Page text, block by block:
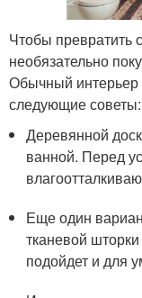
Чтобы превратить
необязательно
Обычный интерьер
следующие советы:
Деревянной
ванной. Перед
Еще один
тканевой
подойдет и для